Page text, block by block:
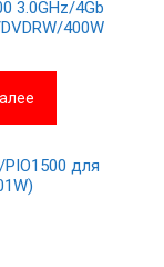
3.0GHz/4Gb
400W
для